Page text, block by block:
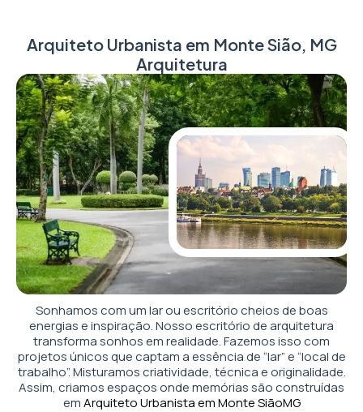
Arquiteto Urbanista em Monte Sião, MG
Arquitetura
Sonhamos com um lar ou escritório cheios de boas
energias e inspiração. Nosso escritório de arquitetura
transforma sonhos em realidade. Fazemos isso com
projetos únicos que captam a essência de “lar” e “local de
trabalho”. Misturamos criatividade, técnica e originalidade.
Assim, criamos espaços onde memórias são construídas
emArquiteto Urbanista em Monte SiãoMG